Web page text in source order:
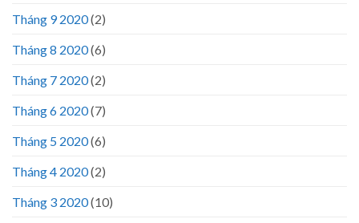
Tháng 9 2020(2)
Tháng 8 2020(6)
Tháng 7 2020(2)
Tháng 6 2020(7)
Tháng 5 2020(6)
Tháng 4 2020(2)
Tháng 3 2020(10)